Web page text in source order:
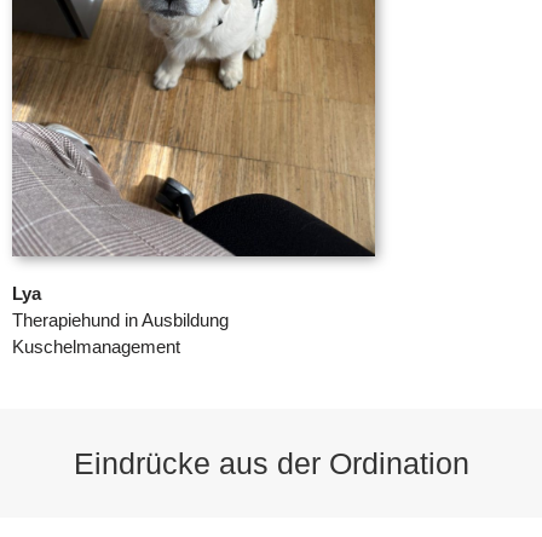
Lya
Therapiehund in Ausbildung
Kuschelmanagement
Eindrücke aus der Ordination